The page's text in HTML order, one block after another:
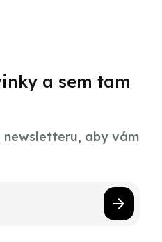
a sem tam
newsletteru, aby vám